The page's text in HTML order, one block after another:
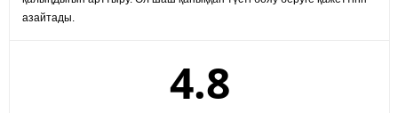
азайтады.
4.8